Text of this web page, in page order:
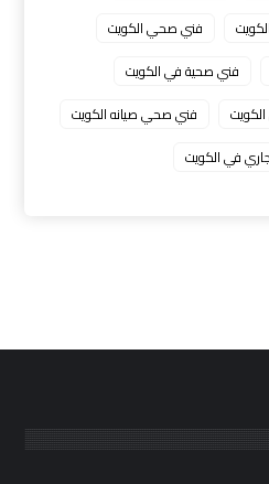
فني صحي الكويت
فني صحية في الكويت
فني صحي صيانه الكويت
في الكويت